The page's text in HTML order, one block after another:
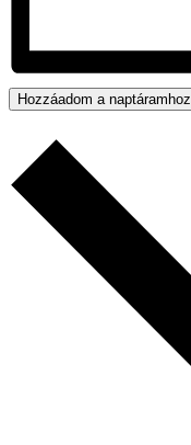
Hozzáadom a naptáramhoz